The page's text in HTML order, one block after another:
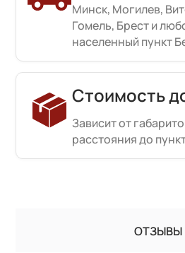
Минск, Могилев,
Гомель, Брест и
населенный пункт
Стоимость
Зависит от
расстояния до
ОТЗЫВЫ